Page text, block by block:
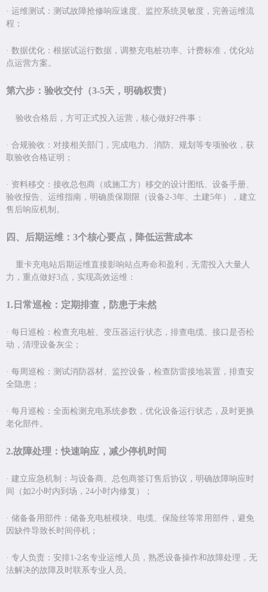
· 运维测试：测试故障抢修响应速度、监控系统灵敏度，完善运维流
程；
· 数据优化：根据试运行数据，调整充电桩功率、计费标准，优化站
点运营方案。
第六步：验收交付（3-5天，明确权责）
验收合格后，方可正式投入运营，核心做好2件事：
· 合规验收：对接相关部门，完成电力、消防、规划等专项验收，获
取验收合格证明；
· 资料移交：接收总包商（或施工方）移交的设计图纸、设备手册、
验收报告、运维指南，明确质保期限（设备2-3年、土建5年），建立
售后响应机制。
四、后期运维： 3个核心要点，降低运营成本
重卡充电站后期运维直接影响站点寿命和盈利，无需投入大量人
力，重点做好3点，实现高效运维：
1. 日 常巡检：定期排查，防患于未然
· 每日巡检：检查充电桩、变压器运行状态，排查电缆、接口是否松
动，清理设备灰尘；
· 每周巡检：测试消防器材、监控设备，检查防雷接地装置，排查安
全隐患；
· 每月巡检：全面检测充电系统参数，优化设备运行状态，及时更换
老化部件。
2.故障处理：快速响应，减少停机时间
· 建立应急机制：与设备商、总包商签订售后协议，明确故障响应时
间（如2小时内到场， 24小时内修复）；
· 储备备用部件：储备充电桩模块、电缆、保险丝等常用部件，避免
因缺件导致长时间停机；
· 专人负责：安排1-2名专业运维人员，熟悉设备操作和故障处理，无
法解决的故障及时联系专业人员。